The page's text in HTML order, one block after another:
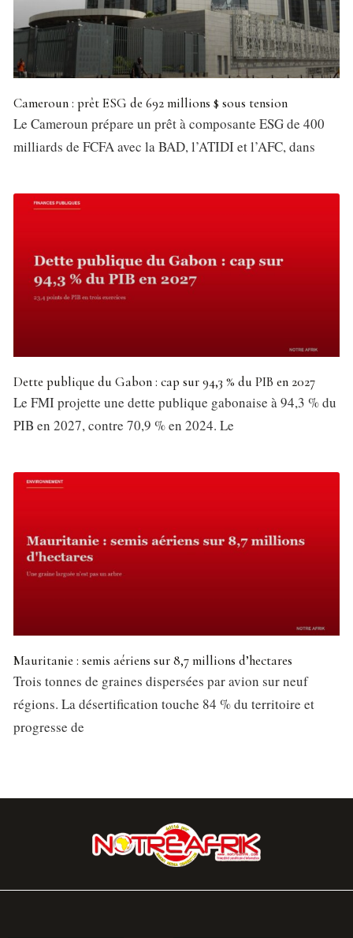
Cameroun : prêt ESG de 692 millions $ sous tension
Le Cameroun prépare un prêt à composante ESG de 400
milliards de FCFA avec la BAD, l’ATIDI et l’AFC, dans
Dette publique du Gabon : cap sur 94,3 % du PIB en 2027
Le FMI projette une dette publique gabonaise à 94,3 % du
PIB en 2027, contre 70,9 % en 2024. Le
Mauritanie : semis aériens sur 8,7 millions d’hectares
Trois tonnes de graines dispersées par avion sur neuf
régions. La désertification touche 84 % du territoire et
progresse de